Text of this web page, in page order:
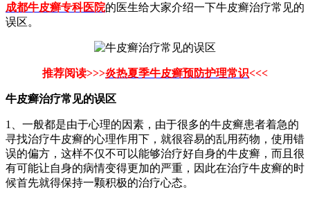
成都牛皮癣专科医院的医生给大家介绍一下牛皮癣治疗常见的
误区。
推荐阅读>>>炎热夏季牛皮癣预防护理常识<<<
牛皮癣治疗常见的误区
1、一般都是由于心理的因素，由于很多的牛皮癣患者着急的
寻找治疗牛皮癣的心理作用下，就很容易的乱用药物，使用错
误的偏方，这样不仅不可以能够治疗好自身的牛皮癣，而且很
有可能让自身的病情变得更加的严重，因此在治疗牛皮癣的时
候首先就得保持一颗积极的治疗心态。